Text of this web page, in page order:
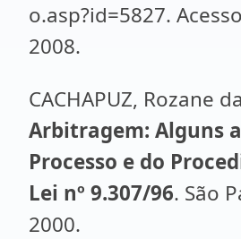
o.asp?id=5827.
2008.
CACHAPUZ, Rozane
Arbitragem: Alguns
Processo e do
Lei nº 9.307/96. São
2000.